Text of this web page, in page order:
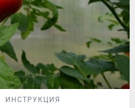
ИНСТРУКЦИЯ